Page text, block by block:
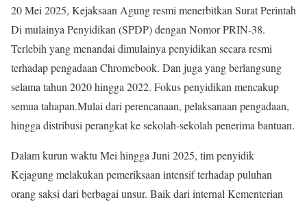
20 Mei 2025, Kejaksaan Agung resmi menerbitkan Surat Perintah
Di mulainya Penyidikan (SPDP) dengan Nomor PRIN-38.
Terlebih yang menandai dimulainya penyidikan secara resmi
terhadap pengadaan Chromebook. Dan juga yang berlangsung
selama tahun 2020 hingga 2022. Fokus penyidikan mencakup
semua tahapan.Mulai dari perencanaan, pelaksanaan pengadaan,
hingga distribusi perangkat ke sekolah-sekolah penerima bantuan.
Dalam kurun waktu Mei hingga Juni 2025, tim penyidik
Kejagung melakukan pemeriksaan intensif terhadap puluhan
orang saksi dari berbagai unsur. Baik dari internal Kementerian